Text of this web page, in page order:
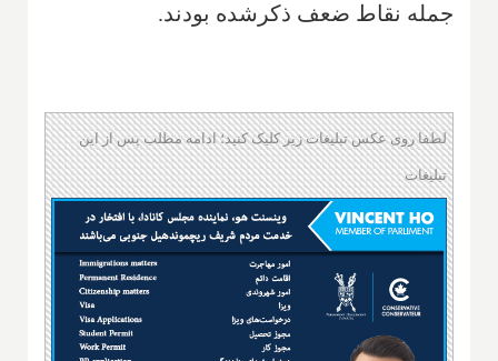
جمله نقاط ضعف ذکرشده بودند.
لطفا روی عکس تبلیغات زیر کلیک کنید؛ ادامه مطلب پس از این
تبلیغات